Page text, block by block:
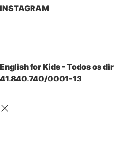
INSTAGRAM
English for Kids – Todos os
41.840.740/0001-13